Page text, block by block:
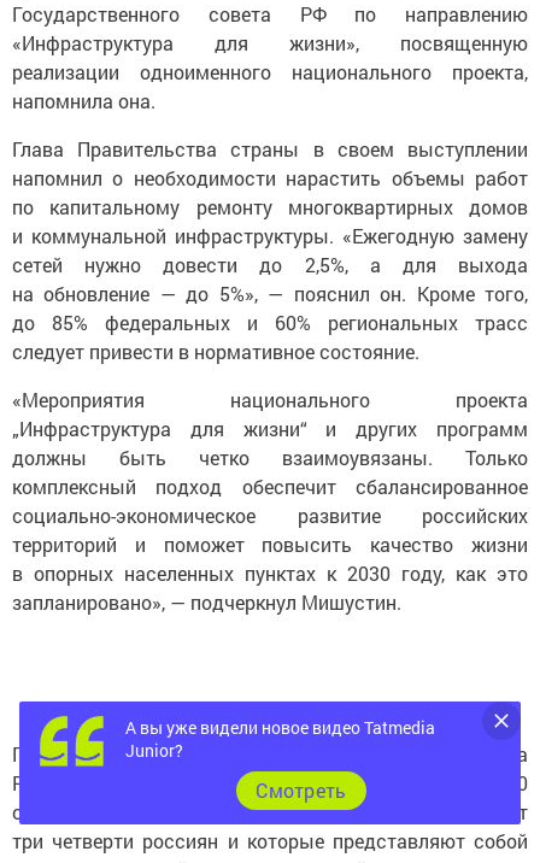
Государственного совета РФ по направлению
«Инфраструктура для жизни», посвященную
реализации одноименного национального проекта,
напомнила она.
Глава Правительства страны в своем выступлении
напомнил о необходимости нарастить объемы работ
по капитальному ремонту многоквартирных домов
и коммунальной инфраструктуры. «Ежегодную замену
сетей нужно довести до 2,5%, а для выхода
на обновление — до 5%», — пояснил он. Кроме того,
до 85% федеральных и 60% региональных трасс
следует привести в нормативное состояние.
«Мероприятия национального проекта
„Инфраструктура для жизни“ и других программ
должны быть четко взаимоувязаны. Только
комплексный подход обеспечит сбалансированное
социально-экономическое развитие российских
территорий и поможет повысить качество жизни
в опорных населенных пунктах к 2030 году, как это
запланировано», — подчеркнул Мишустин.
Премьер напомнил, что по поручению Президента
РФ Владимира Путина был утвержден перечень из 2160
опорных населенных пунктов, в которых проживают
три четверти россиян и которые представляют собой
А вы уже видели новое видео Tatmedia
Junior?
Cмотреть